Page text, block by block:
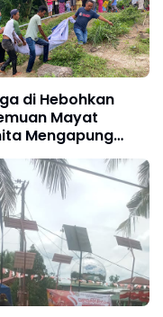
di Hebohkan
Mayat
Mengapung